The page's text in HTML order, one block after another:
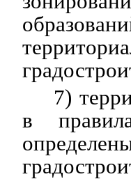
7)
в